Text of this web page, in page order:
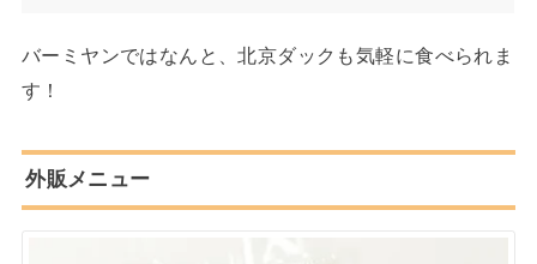
バーミヤンではなんと、北京ダックも気軽に食べられま
す！
外販メニュー